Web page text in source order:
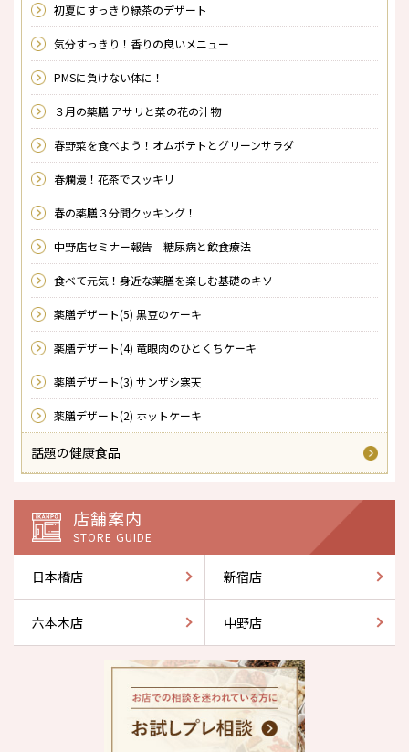
初夏にすっきり緑茶のデザート
気分すっきり！香りの良いメニュー
PMSに負けない体に！
３月の薬膳 アサリと菜の花の汁物
春野菜を食べよう！オムポテトとグリーンサラダ
春爛漫！花茶でスッキリ
春の薬膳３分間クッキング！
中野店セミナー報告 糖尿病と飲食療法
食べて元気！身近な薬膳を楽しむ基礎のキソ
薬膳デザート(5) 黒豆のケーキ
薬膳デザート(4) 竜眼肉のひとくちケーキ
薬膳デザート(3) サンザシ寒天
薬膳デザート(2) ホットケーキ
話題の健康食品
店舗案内
STORE GUIDE
日本橋店 新宿店
六本木店 中野店